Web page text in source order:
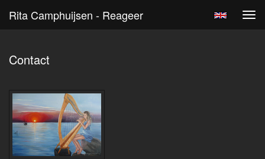
Rita Camphuijsen - Reageer
Contact